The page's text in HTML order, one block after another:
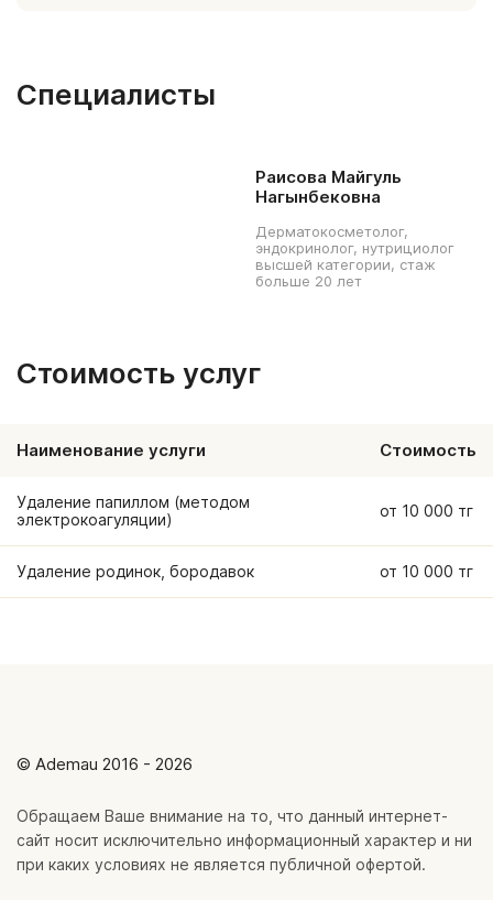
Специалисты
Раисова Майгуль
Нагынбековна
Дерматокосметолог,
эндокринолог, нутрициолог
высшей категории, стаж
больше 20 лет
Стоимость услуг
Наименование услуги Стоимость
Удаление папиллом (методом
электрокоагуляции)
от 10 000 тг
Удаление родинок, бородавок от 10 000 тг
© Ademau 2016 - 2026
Обращаем Ваше внимание на то, что данный интернет-
сайт носит исключительно информационный характер и ни
при каких условиях не является публичной офертой.